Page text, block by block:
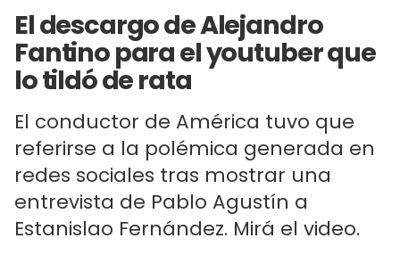
El descargo de Alejandro
Fantino para el youtuber que
lo tildó de rata
El conductor de América tuvo que
referirse a la polémica generada en
redes sociales tras mostrar una
entrevista de Pablo Agustín a
Estanislao Fernández. Mirá el video.